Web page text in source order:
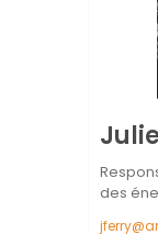
Julie
des